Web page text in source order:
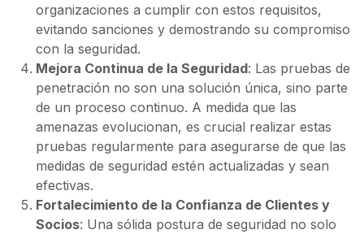
organizaciones a cumplir con estos requisitos,
evitando sanciones y demostrando su compromiso
con la seguridad.
Mejora Continua de la Seguridad: Las pruebas de
penetración no son una solución única, sino parte
de un proceso continuo. A medida que las
amenazas evolucionan, es crucial realizar estas
pruebas regularmente para asegurarse de que las
medidas de seguridad estén actualizadas y sean
efectivas.
Fortalecimiento de la Confianza de Clientes y
Socios: Una sólida postura de seguridad no solo